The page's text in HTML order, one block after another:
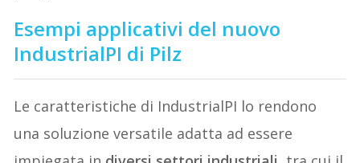
Esempi applicativi del nuovo
IndustrialPI di Pilz
Le caratteristiche di IndustrialPI lo rendono
una soluzione versatile adatta ad essere